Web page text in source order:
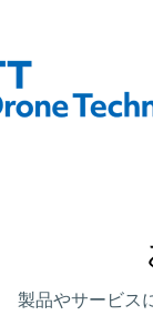
製品やサービス